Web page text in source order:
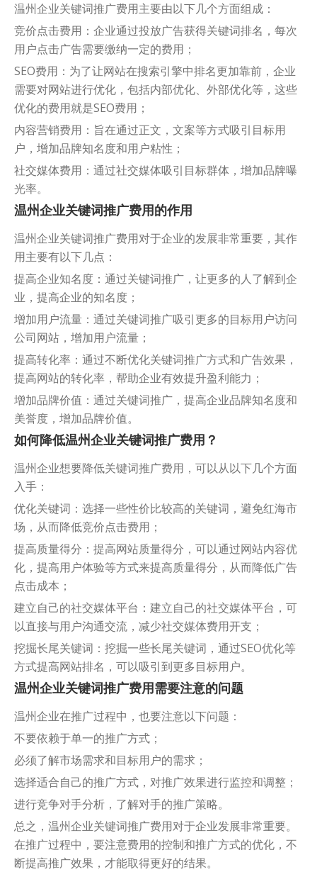
温州企业关键词推广费用主要由以下几个方面组成：
竞价点击费用：企业通过投放广告获得关键词排名，每次
用户点击广告需要缴纳一定的费用；
SEO费用：为了让网站在搜索引擎中排名更加靠前，企业
需要对网站进行优化，包括内部优化、外部优化等，这些
优化的费用就是SEO费用；
内容营销费用：旨在通过正文，文案等方式吸引目标用
户，增加品牌知名度和用户粘性；
社交媒体费用：通过社交媒体吸引目标群体，增加品牌曝
光率。
温州企业关键词推广费用的作用
温州企业关键词推广费用对于企业的发展非常重要，其作
用主要有以下几点：
提高企业知名度：通过关键词推广，让更多的人了解到企
业，提高企业的知名度；
增加用户流量：通过关键词推广吸引更多的目标用户访问
公司网站，增加用户流量；
提高转化率：通过不断优化关键词推广方式和广告效果，
提高网站的转化率，帮助企业有效提升盈利能力；
增加品牌价值：通过关键词推广，提高企业品牌知名度和
美誉度，增加品牌价值。
如何降低温州企业关键词推广费用？
温州企业想要降低关键词推广费用，可以从以下几个方面
入手：
优化关键词：选择一些性价比较高的关键词，避免红海市
场，从而降低竞价点击费用；
提高质量得分：提高网站质量得分，可以通过网站内容优
化，提高用户体验等方式来提高质量得分，从而降低广告
点击成本；
建立自己的社交媒体平台：建立自己的社交媒体平台，可
以直接与用户沟通交流，减少社交媒体费用开支；
挖掘长尾关键词：挖掘一些长尾关键词，通过SEO优化等
方式提高网站排名，可以吸引到更多目标用户。
温州企业关键词推广费用需要注意的问题
温州企业在推广过程中，也要注意以下问题：
不要依赖于单一的推广方式；
必须了解市场需求和目标用户的需求；
选择适合自己的推广方式，对推广效果进行监控和调整；
进行竞争对手分析，了解对手的推广策略。
总之，温州企业关键词推广费用对于企业发展非常重要。
在推广过程中，要注意费用的控制和推广方式的优化，不
断提高推广效果，才能取得更好的结果。